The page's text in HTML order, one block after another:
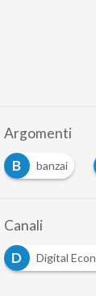
Argomenti
B
banzai
Canali
D
Digital